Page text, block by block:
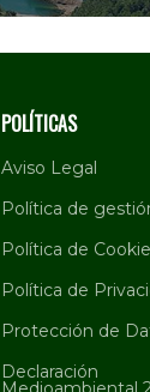
POLÍTICAS
Aviso Legal
Política de
Política de
Política de
Protección de
Declaración